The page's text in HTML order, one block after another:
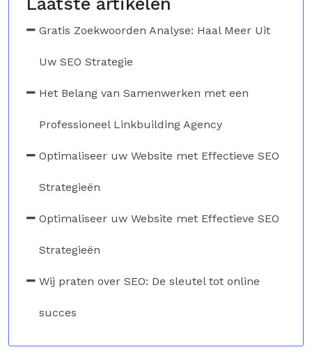
Gratis Zoekwoorden Analyse: Haal Meer Uit
Uw SEO Strategie
Het Belang van Samenwerken met een
Professioneel Linkbuilding Agency
Optimaliseer uw Website met Effectieve SEO
Strategieën
Optimaliseer uw Website met Effectieve SEO
Strategieën
Wij praten over SEO: De sleutel tot online
succes